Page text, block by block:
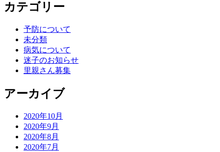
カテゴリー
予防について
未分類
病気について
迷子のお知らせ
里親さん募集
アーカイブ
2020年10月
2020年9月
2020年8月
2020年7月